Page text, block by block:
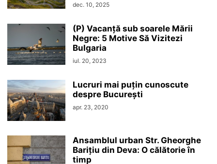
dec. 10, 2025
(P) Vacanță sub soarele Mării
Negre: 5 Motive Să Vizitezi
Bulgaria
iul. 20, 2023
Lucruri mai puțin cunoscute
despre București
apr. 23, 2020
Ansamblul urban Str. Gheorghe
Barițiu din Deva: O călătorie în
timp